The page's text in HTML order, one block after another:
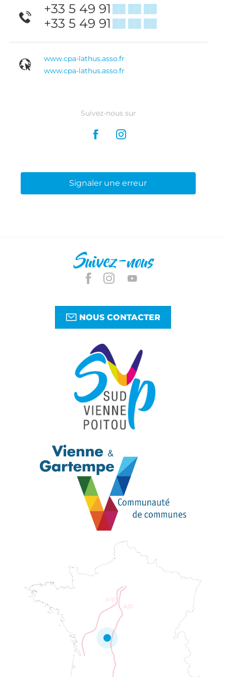
+33 5 49 91 ▒▒ ▒▒ ▒▒
+33 5 49 91 ▒▒ ▒▒ ▒▒
www.cpa-lathus.asso.fr
www.cpa-lathus.asso.fr
Suivez-nous sur
Signaler une erreur
Suivez-nous
NOUS CONTACTER